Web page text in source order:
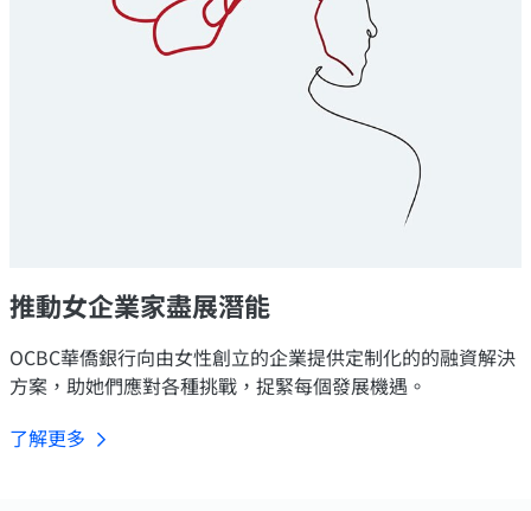
推動女企業家盡展潛能
OCBC華僑銀行向由女性創立的企業提供定制化的的融資解決
方案，助她們應對各種挑戰，捉緊每個發展機遇。
了解更多